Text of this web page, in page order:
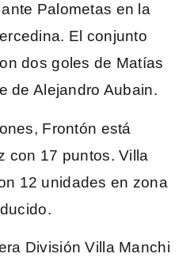
Palometas en la
El conjunto
dos goles de Matías
de Alejandro Aubain.
Frontón está
con 17 puntos. Villa
12 unidades en zona
División Villa Manchi